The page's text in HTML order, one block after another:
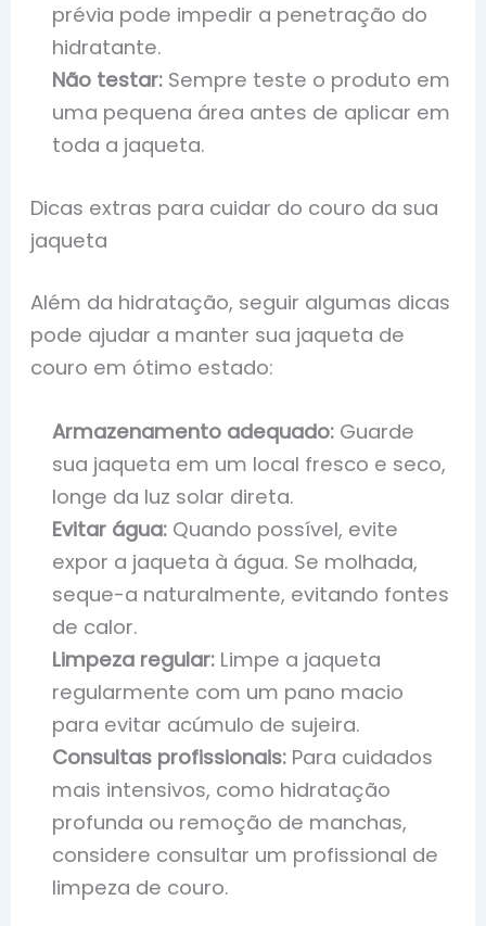
prévia pode impedir a penetração do
hidratante.
Não testar: Sempre teste o produto em
uma pequena área antes de aplicar em
toda a jaqueta.
Dicas extras para cuidar do couro da sua
jaqueta
Além da hidratação, seguir algumas dicas
pode ajudar a manter sua jaqueta de
couro em ótimo estado:
Armazenamento adequado: Guarde
sua jaqueta em um local fresco e seco,
longe da luz solar direta.
Evitar água: Quando possível, evite
expor a jaqueta à água. Se molhada,
seque-a naturalmente, evitando fontes
de calor.
Limpeza regular: Limpe a jaqueta
regularmente com um pano macio
para evitar acúmulo de sujeira.
Consultas profissionais: Para cuidados
mais intensivos, como hidratação
profunda ou remoção de manchas,
considere consultar um profissional de
limpeza de couro.